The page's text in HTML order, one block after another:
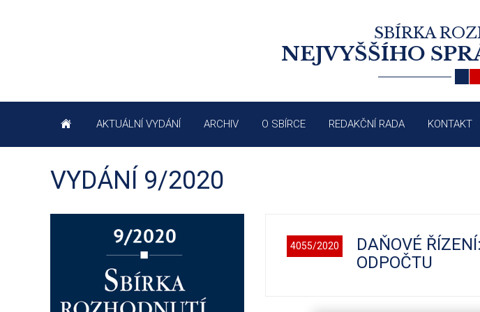
SBÍRKA
NEJVYŠŠÍHO
AKTUÁLNÍ VYDÁNÍ ARCHIV O SBÍRCE REDAKČNÍ RADA KONTAKT
VYDÁNÍ 9/2020
4055/2020
DAŇOVÉ
ODPOČTU